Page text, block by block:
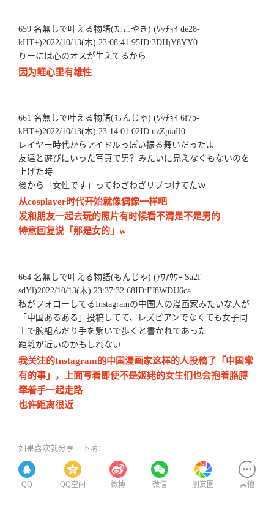
659 名無しで叶える物語(たこやき) (ﾜｯﾁｮｲ de28-
kHT+)2022/10/13(木) 23:08:41.95ID:3DHjY8YY0
りーには心のオスが生えてるから
因为鲤心里有雄性
661 名無しで叶える物語(もんじゃ) (ﾜｯﾁｮｲ 6f7b-
kHT+)2022/10/13(木) 23:14:01.02ID:nzZpiaIl0
レイヤー時代からアイドルっぽい振る舞いだったよ
友達と遊びにいった写真で男？みたいに見えなくもないのを
上げた時
後から「女性です」ってわざわざリプつけてたｗ
从cosplayer时代开始就像偶像一样吧
发和朋友一起去玩的照片有时候看不清是不是男的
特意回复说「那是女的」w
664 名無しで叶える物語(もんじゃ) (ｱｳｱｳｳｰ Sa2f-
sdYl)2022/10/13(木) 23:37:32.68ID:FJ8WDU6ca
私がフォローしてるInstagramの中国人の漫画家みたいな人が
「中国あるある」投稿してて、レズビアンでなくても女子同
士で腕組んだり手を繋いで歩くと書かれてあった
距離が近いのかもしれない
我关注的Instagram的中国漫画家这样的人投稿了「中国常
有的事」，上面写着即使不是姬姥的女生们也会抱着胳膊
牵着手一起走路
也许距离很近
如果喜欢就分享一下呐：
QQ QQ空间 微博 微信 朋友圈 其他